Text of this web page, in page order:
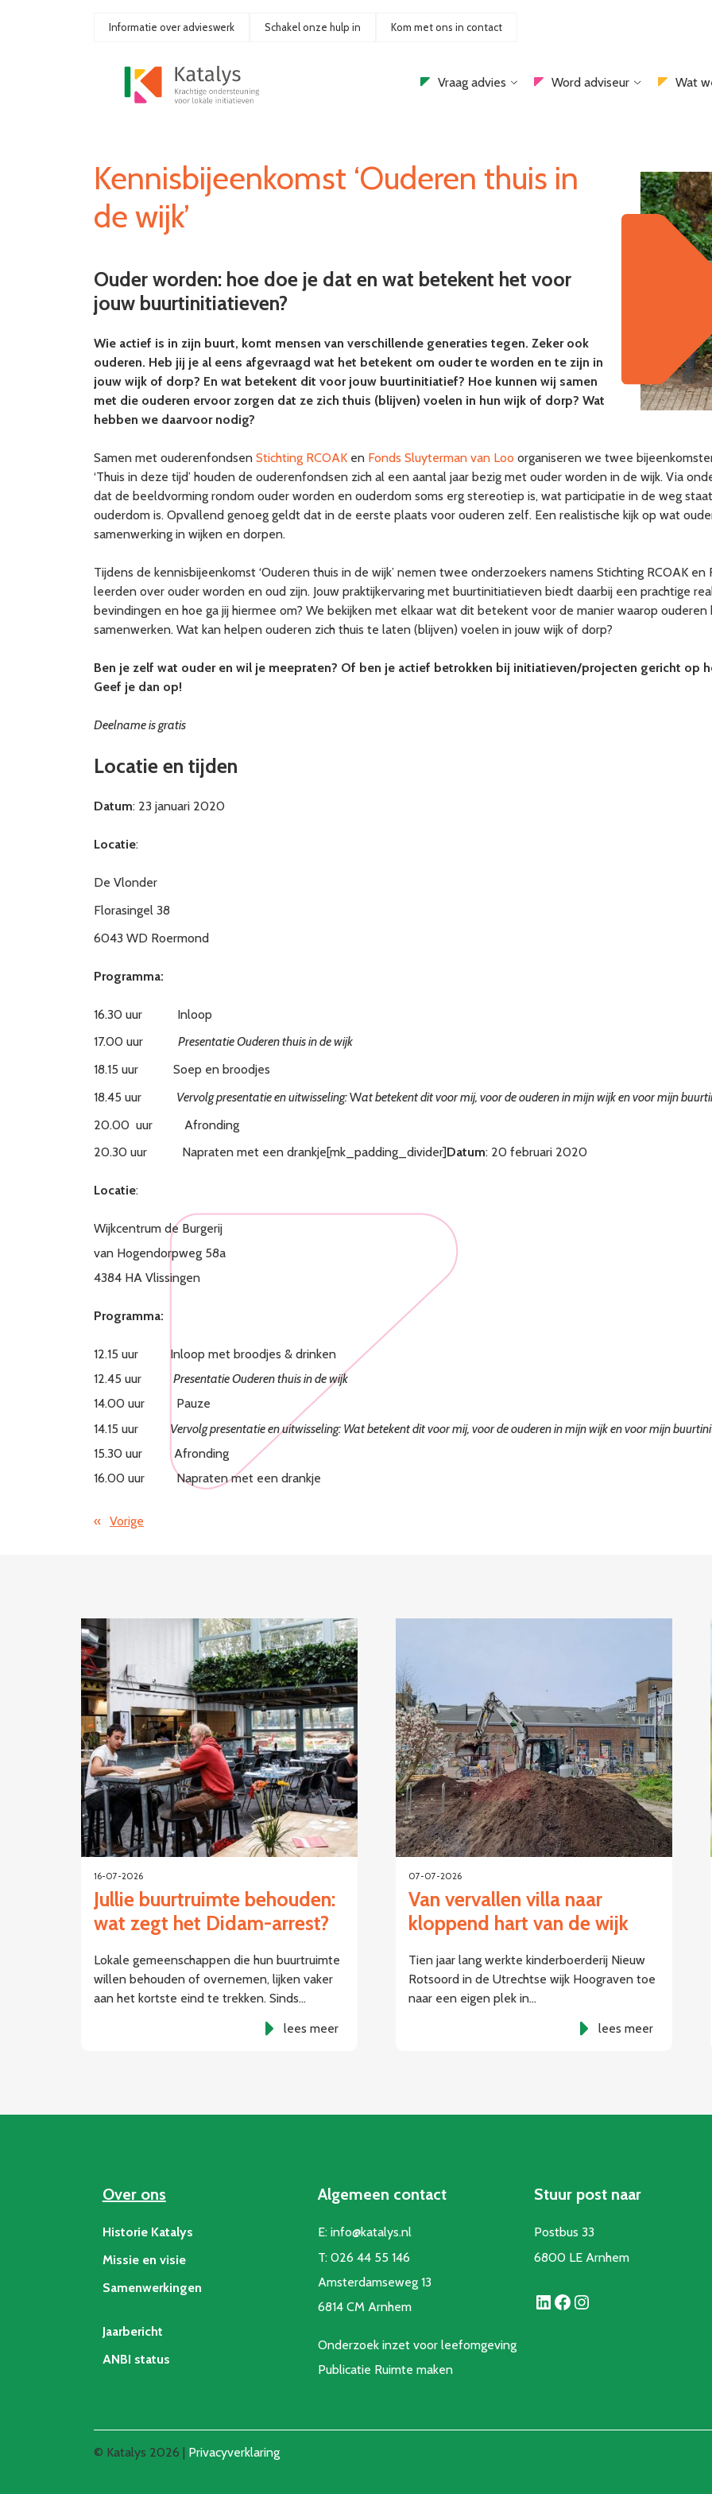
Informatie over advieswerk Schakel onze hulp in Kom met ons in contact
Vraag advies Word adviseur Wat
Kennisbijeenkomst ‘Ouderen thuis in
de wijk’
Ouder worden: hoe doe je dat en wat betekent het voor
jouw buurtinitiatieven?
Wie actief is in zijn buurt, komt mensen van verschillende generaties tegen. Zeker ook
ouderen. Heb jij je al eens afgevraagd wat het betekent om ouder te worden en te zijn in
jouw wijk of dorp? En wat betekent dit voor jouw buurtinitiatief? Hoe kunnen wij samen
met die ouderen ervoor zorgen dat ze zich thuis (blijven) voelen in hun wijk of dorp? Wat
hebben we daarvoor nodig?
Samen met ouderenfondsen Stichting RCOAK en Fonds Sluyterman van Loo organiseren we twee
‘Thuis in deze tijd’ houden de ouderenfondsen zich al een aantal jaar bezig met ouder worden in de wijk. Via
dat de beeldvorming rondom ouder worden en ouderdom soms erg stereotiep is, wat participatie in de weg
ouderdom is. Opvallend genoeg geldt dat in de eerste plaats voor ouderen zelf. Een realistische kijk op wat
samenwerking in wijken en dorpen.
Tijdens de kennisbijeenkomst ‘Ouderen thuis in de wijk’ nemen twee onderzoekers namens Stichting RCOAK
leerden over ouder worden en oud zijn. Jouw praktijkervaring met buurtinitiatieven biedt daarbij een prachtige
bevindingen en hoe ga jij hiermee om? We bekijken met elkaar wat dit betekent voor de manier waarop
samenwerken. Wat kan helpen ouderen zich thuis te laten (blijven) voelen in jouw wijk of dorp?
Ben je zelf wat ouder en wil je meepraten? Of ben je actief betrokken bij initiatieven/projecten gericht op
Geef je dan op!
Deelname is gratis
Locatie en tijden
Datum: 23 januari 2020
Locatie:
De Vlonder
Florasingel 38
6043 WD Roermond
Programma:
16.30 uur Inloop
17.00 uur Presentatie Ouderen thuis in de wijk
18.15 uur Soep en broodjes
18.45 uur Vervolg presentatie en uitwisseling:Wat betekent dit voor mij, voor de ouderen in mijn wijk en voor mijn
20.00 uur Afronding
20.30 uur Napraten met een drankje[mk_padding_divider]Datum: 20 februari 2020
Locatie:
Wijkcentrum de Burgerij
van Hogendorpweg 58a
4384 HA Vlissingen
Programma:
12.15 uur Inloop met broodjes & drinken
12.45 uur Presentatie Ouderen thuis in de wijk
14.00 uur Pauze
14.15 uur Vervolg presentatie en uitwisseling: Wat betekent dit voor mij, voor de ouderen in mijn wijk en voor mijn
15.30 uur Afronding
16.00 uur Napraten met een drankje
« Vorige
16-07-2026
Jullie buurtruimte behouden:
wat zegt het Didam-arrest?
Lokale gemeenschappen die hun buurtruimte
willen behouden of overnemen, lijken vaker
aan het kortste eind te trekken. Sinds…
lees meer
07-07-2026
Van vervallen villa naar
kloppend hart van de wijk
Tien jaar lang werkte kinderboerderij Nieuw
Rotsoord in de Utrechtse wijk Hoograven toe
naar een eigen plek in…
lees meer
Over ons
Historie Katalys
Missie en visie
Samenwerkingen
Jaarbericht
ANBI status
Algemeen contact
E:info@katalys.nl
T:026 44 55 146
Amsterdamseweg 13
6814 CM Arnhem
Onderzoek inzet voor leefomgeving
Publicatie Ruimte maken
Stuur post naar
Postbus 33
6800 LE Arnhem
LinkedIn Facebook Instagram
© Katalys 2026 | Privacyverklaring